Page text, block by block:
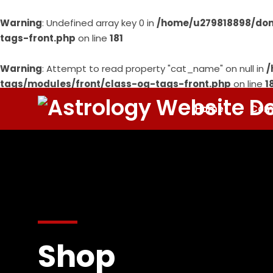
Warning: Undefined array key 0 in /home/u279818898/
tags-front.php on line 181
Warning: Attempt to read property "cat_name" on null in /
tags/modules/front/class-og-tags-front.php on line
Home
Shop